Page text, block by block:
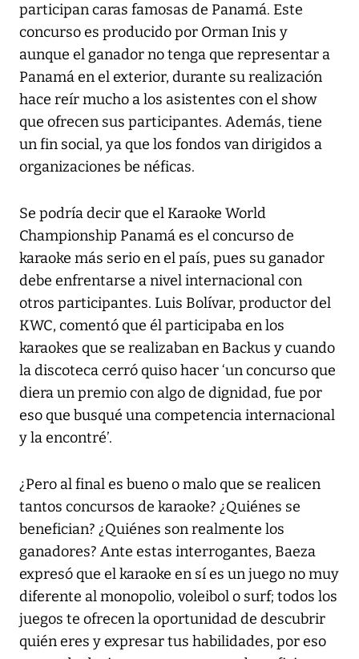
participan caras famosas de Panamá. Este
concurso es producido por Orman Inis y
aunque el ganador no tenga que representar a
Panamá en el exterior, durante su realización
hace reír mucho a los asistentes con el show
que ofrecen sus participantes. Además, tiene
un fin social, ya que los fondos van dirigidos a
organizaciones be néficas.
Se podría decir que el Karaoke World
Championship Panamá es el concurso de
karaoke más serio en el país, pues su ganador
debe enfrentarse a nivel internacional con
otros participantes. Luis Bolívar, productor del
KWC, comentó que él participaba en los
karaokes que se realizaban en Backus y cuando
la discoteca cerró quiso hacer ‘un concurso que
diera un premio con algo de dignidad, fue por
eso que busqué una competencia internacional
y la encontré’.
¿Pero al final es bueno o malo que se realicen
tantos concursos de karaoke? ¿Quiénes se
benefician? ¿Quiénes son realmente los
ganadores? Ante estas interrogantes, Baeza
expresó que el karaoke en sí es un juego no muy
diferente al monopolio, voleibol o surf; todos los
juegos te ofrecen la oportunidad de descubrir
quién eres y expresar tus habilidades, por eso